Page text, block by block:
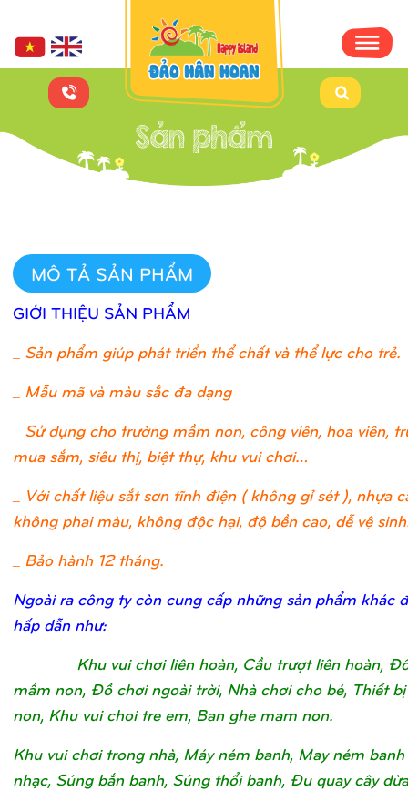
MÔ TẢ SẢN PHẨM
GIỚI THIỆU SẢN PHẨM
Sản phẩm giúp phát triển thể chất và thể lực cho trẻ.
_ Mẫu mã và màu sắc đa dạng
_ Sử dụng cho trường mầm non, công viên, hoa viên,
mua sắm, siêu thị, biệt thự, khu vui chơi…
_ Với chất liệu sắt sơn tĩnh điện ( không gỉ sét ), nhựa
không phai màu, không độc hại, độ bền cao, dễ vệ
_ Bảo hành 12 tháng.
Ngoài ra công ty còn cung cấp những sản phẩm khác
hấp dẫn như:
Khu vui chơi liên hoàn, Cầu trượt liên hoàn,
mầm non, Đồ chơi ngoài trời, Nhà chơi cho bé, Thiết
non, Khu vui choi tre em, Ban ghe mam non.
Khu vui chơi trong nhà, Máy ném banh, May ném
nhạc, Súng bắn banh, Súng thổi banh, Đu quay cây